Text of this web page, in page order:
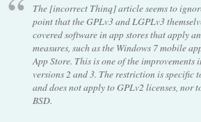
The [incorrect Thinq] article seems to
point that the GPLv3 and LGPLv3
covered software in app stores that apply
measures, such as the Windows 7 mobile
App Store. This is one of the improvements
versions 2 and 3. The restriction is specific
and does not apply to GPLv2 licenses, nor
BSD.